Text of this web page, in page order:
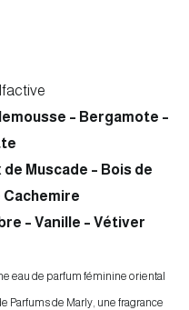
– Bergamote –
de Muscade – Bois de
Cachemire
– Vanille – Vétiver
eau de parfum féminine oriental
Parfums de Marly, une fragrance